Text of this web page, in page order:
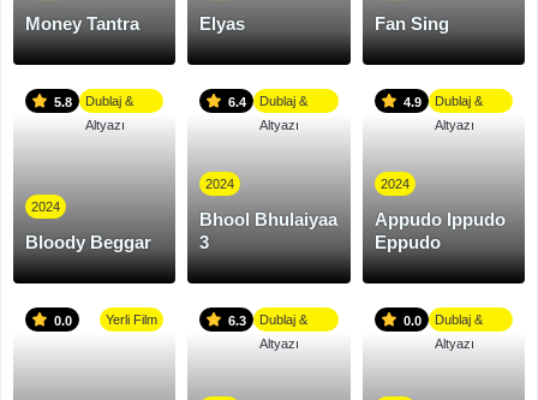
Money Tantra Elyas Fan Sing
5.8
Dublaj &
Altyazı
2024
Bloody Beggar
6.4
Dublaj &
Altyazı
2024
Bhool Bhulaiyaa
3
4.9
Dublaj &
Altyazı
2024
Appudo Ippudo
Eppudo
0.0 Yerli Film 6.3
Dublaj &
Altyazı
0.0
Dublaj &
Altyazı